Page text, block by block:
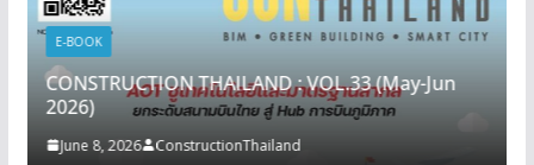
E-BOOK
CONSTRUCTION THAILAND : VOL.33 (May-Jun
2026)
June 8, 2026 ConstructionThailand